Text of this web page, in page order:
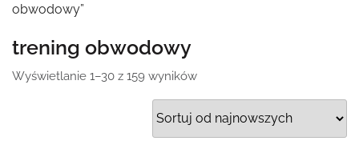
obwodowy”
trening obwodowy
Wyświetlanie 1–30 z 159 wynikówPosortowane
według
najnowszych